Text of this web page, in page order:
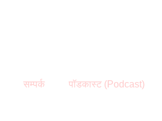
सम्पर्क पॉडकास्ट (Podcast)